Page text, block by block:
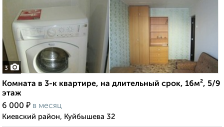
3
Комната в 3-к квартире, на длительный срок, 16м², 5/9
этаж
6 000 ₽ в месяц
Киевский район, Куйбышева 32